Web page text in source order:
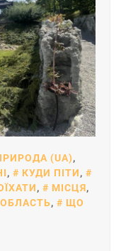
(UA),
, КУДИ ПІТИ,
, МІСЦЯ,
,
ЩО